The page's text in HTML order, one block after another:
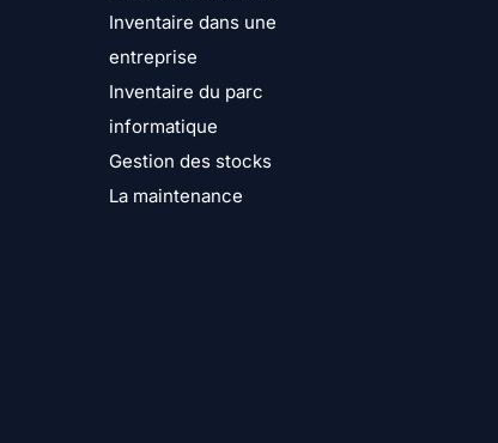
Inventaire dans une
entreprise
Inventaire du parc
informatique
Gestion des stocks
La maintenance